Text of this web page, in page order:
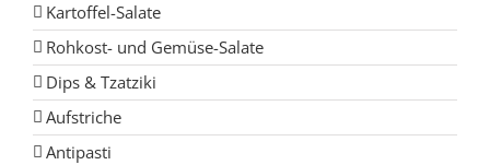
Kartoffel-Salate
Rohkost- und Gemüse-Salate
Dips & Tzatziki
Aufstriche
Antipasti